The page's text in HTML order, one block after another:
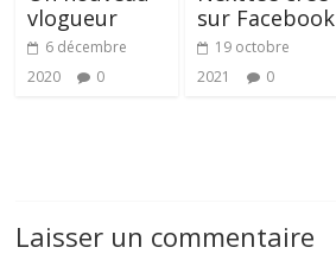
vlogueur
6 décembre
2020
0
sur Facebook
19 octobre
2021
0
Laisser un commentaire